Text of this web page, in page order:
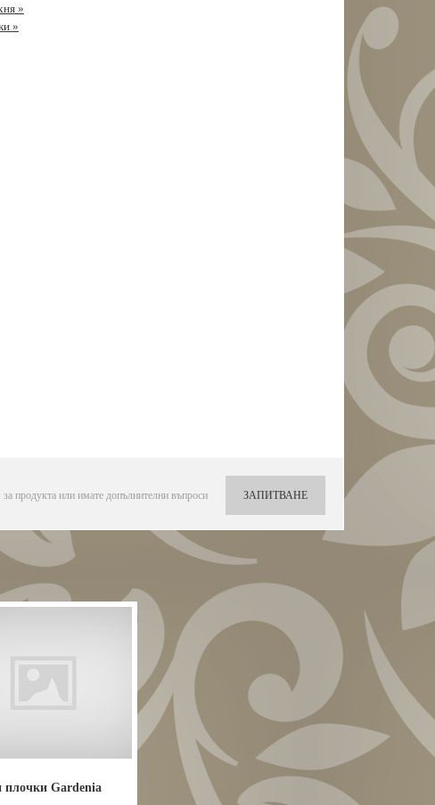
»
»
ЗАПИТВАНЕ
продукта или имате допълнителни въпроси
плочки Gardenia